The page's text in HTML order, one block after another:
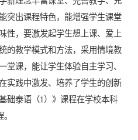
突出课程特色，能增强学生课堂
性，要激发起学生想上课、爱上
的教学模式和方法，采用情境教
堂课，能让学生体验自主学习、
实践中激发、培养了学生的创新
础泰语（1）》课程在学校本科